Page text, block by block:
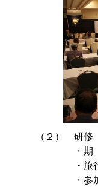
（２） 研修
・期 日 平
・旅行
・参加者